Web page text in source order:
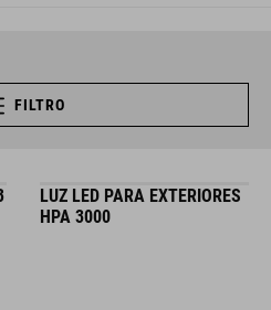
FILTRO
LUZ LED PARA EXTERIORES
HPA 3000